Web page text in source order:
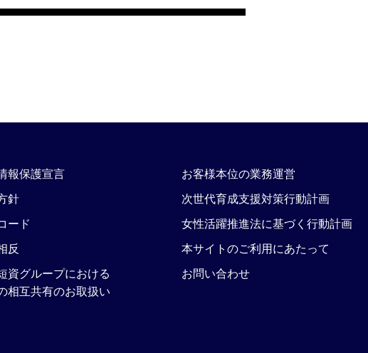
報保護宣言
針
ード
反
資グループにおける
相互共有のお取扱い
お客様本位の業務運営
次世代育成支援対策行動計画
女性活躍推進法に基づく行動計画
本サイトのご利用にあたって
お問い合わせ